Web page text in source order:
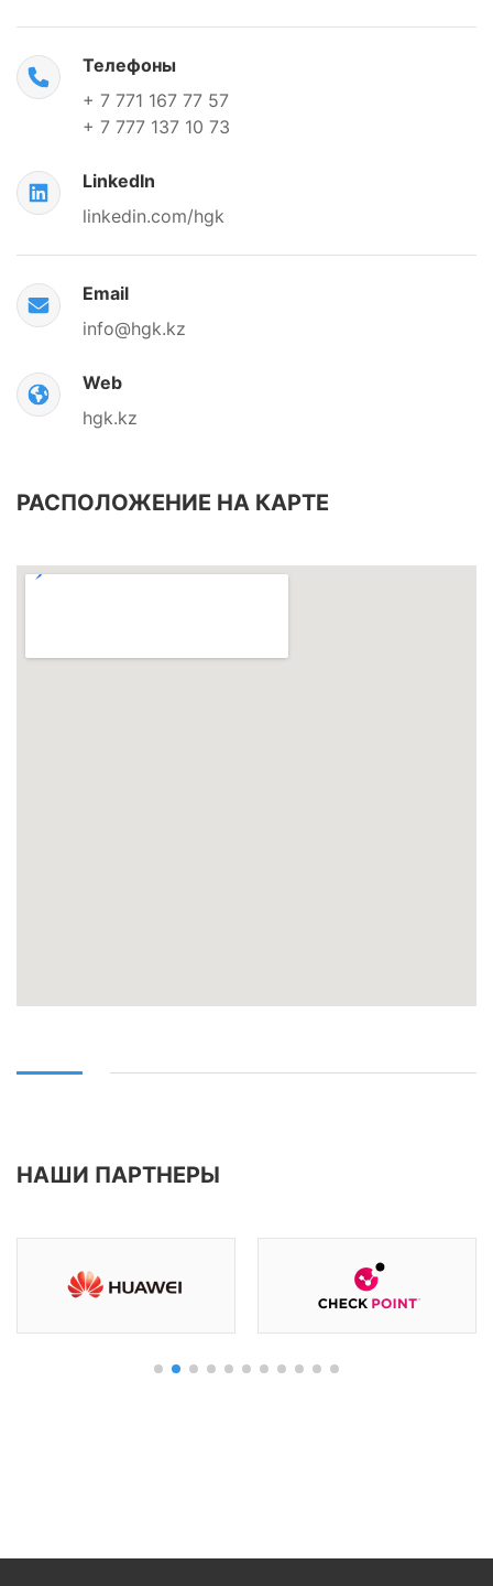
Телефоны
+ 7 771 167 77 57
+ 7 777 137 10 73
LinkedIn
linkedin.com/hgk
Email
info@hgk.kz
Web
hgk.kz
РАСПОЛОЖЕНИЕ НА КАРТЕ
НАШИ ПАРТНЕРЫ